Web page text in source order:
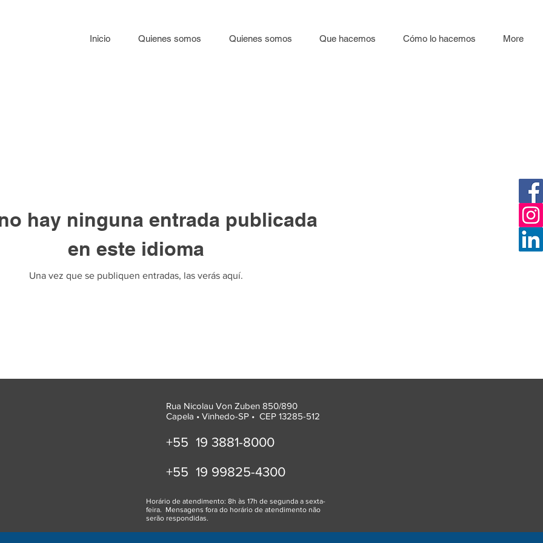
Inicio Quienes somos Quienes somos Que hacemos Cómo lo hacemos More
hay ninguna entrada publicada
en este idioma
Una vez que se publiquen entradas, las verás aquí.
Rua Nicolau Von Zuben 850/890
Capela • Vinhedo-SP • CEP 13285-512
+55 19 3881-8000
+55 19 99825-4300
Horário de atendimento: 8h às 17h de segunda a sexta-
feira. Mensagens fora do horário de atendimento não
serão respondidas.